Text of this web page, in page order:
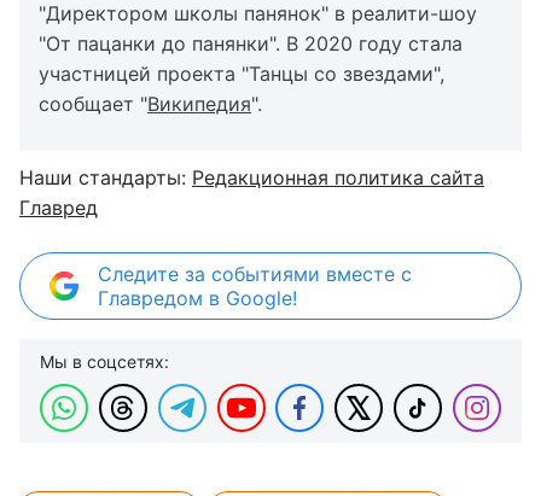
"Директором школы панянок" в реалити-шоу
"От пацанки до панянки". В 2020 году стала
участницей проекта "Танцы со звездами",
сообщает "Википедия".
Наши стандарты: Редакционная политика сайта
Главред
Следите за событиями вместе с
Главредом в Google!
Мы в соцсетях: